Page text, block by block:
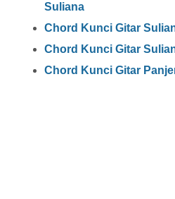
Suliana
Chord Kunci Gitar
Chord Kunci Gitar
Chord Kunci Gitar